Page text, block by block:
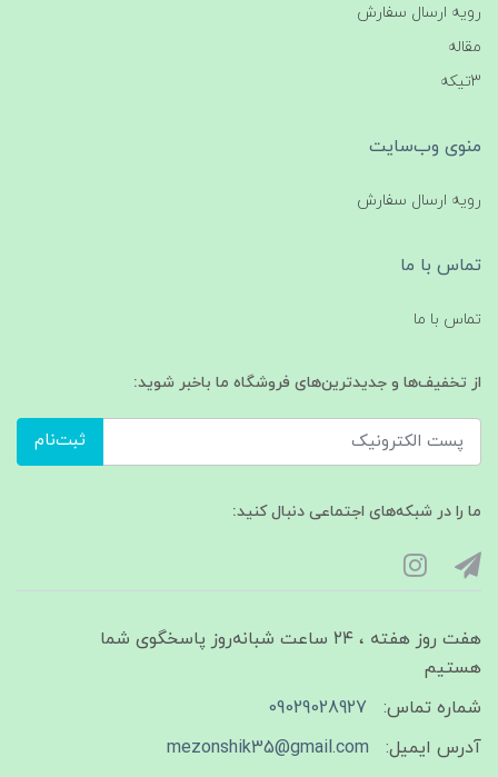
رویه ارسال سفارش
مقاله
3تیکه
منوی وب‌سایت
رویه ارسال سفارش
تماس با ما
تماس با ما
از تخفیف‌ها و جدیدترین‌های فروشگاه ما باخبر شوید:
ثبت‌نام
ما را در شبکه‌های اجتماعی دنبال کنید:
هفت روز هفته ، ۲۴ ساعت شبانه‌روز پاسخگوی شما
هستیم
شماره تماس:
09029028927
آدرس ایمیل:
mezonshik35@gmail.com